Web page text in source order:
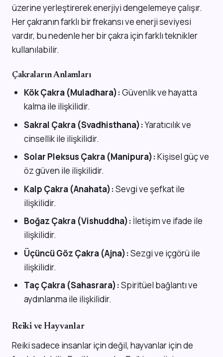
üzerine yerleştirerek enerjiyi dengelemeye çalışır.
Her çakranın farklı bir frekansı ve enerji seviyesi
vardır, bu nedenle her bir çakra için farklı teknikler
kullanılabilir.
Çakraların Anlamları
Kök Çakra (Muladhara):Güvenlik ve hayatta
kalma ile ilişkilidir.
Sakral Çakra (Svadhisthana):Yaratıcılık ve
cinsellik ile ilişkilidir.
Solar Pleksus Çakra (Manipura):Kişisel güç ve
öz güven ile ilişkilidir.
Kalp Çakra (Anahata):Sevgi ve şefkat ile
ilişkilidir.
Boğaz Çakra (Vishuddha): İletişim ve ifade ile
ilişkilidir.
Üçüncü Göz Çakra (Ajna):Sezgi ve içgörü ile
ilişkilidir.
Taç Çakra (Sahasrara):Spiritüel bağlantı ve
aydınlanma ile ilişkilidir.
Reiki ve Hayvanlar
Reiki sadece insanlar için değil, hayvanlar için de